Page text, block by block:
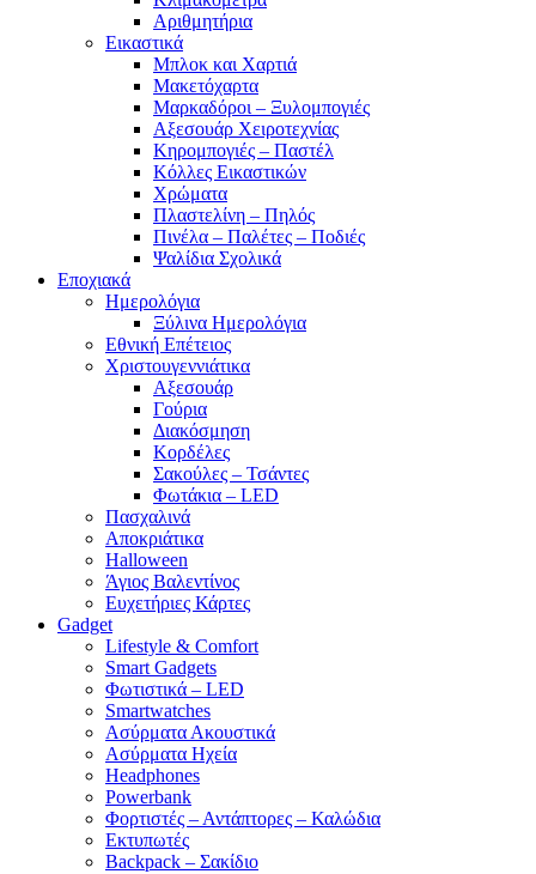
Αριθμητήρια
Εικαστικά
Μπλοκ και Χαρτιά
Μακετόχαρτα
Μαρκαδόροι – Ξυλομπογιές
Αξεσουάρ Χειροτεχνίας
Κηρομπογιές – Παστέλ
Κόλλες Εικαστικών
Χρώματα
Πλαστελίνη – Πηλός
Πινέλα – Παλέτες – Ποδιές
Ψαλίδια Σχολικά
Εποχιακά
Ημερολόγια
Ξύλινα Ημερολόγια
Εθνική Επέτειος
Χριστουγεννιάτικα
Αξεσουάρ
Γούρια
Διακόσμηση
Κορδέλες
Σακούλες – Τσάντες
Φωτάκια – LED
Πασχαλινά
Αποκριάτικα
Halloween
Άγιος Βαλεντίνος
Ευχετήριες Κάρτες
Gadget
Lifestyle & Comfort
Smart Gadgets
Φωτιστικά – LED
Smartwatches
Ασύρματα Ακουστικά
Ασύρματα Ηχεία
Headphones
Powerbank
Φορτιστές – Αντάπτορες – Καλώδια
Εκτυπωτές
Backpack – Σακίδιο